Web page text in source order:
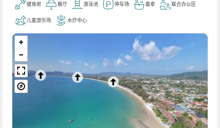
健身房 餐厅 游泳池 停车场 桑拿 联合办公区
儿童游乐场 水疗中心